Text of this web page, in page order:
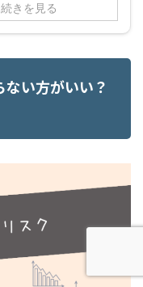
続きを見る
い方がいい？